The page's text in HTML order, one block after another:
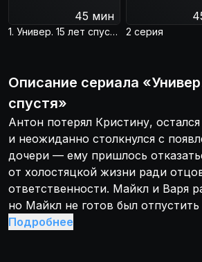
45 мин
1. Универ. 15 лет спустя 2 серия
Описание сериала «
спустя»
Антон потерял Кристину,
и неожиданно столкнулся с
дочери — ему пришлось
от холостяцкой жизни ради
ответственности. Майкл и Варя
но Майкл не готов был
силами пытался вернуть бывшую
Подробнее